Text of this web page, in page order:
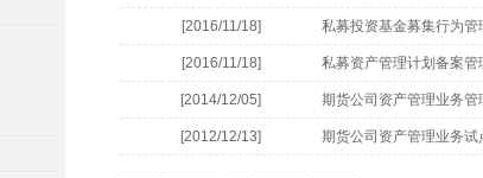
[2016/11/18] 私募投资基金募集行为管
[2016/11/18] 私募资产管理计划备案管
[2014/12/05] 期货公司资产管理业务管
[2012/12/13] 期货公司资产管理业务试